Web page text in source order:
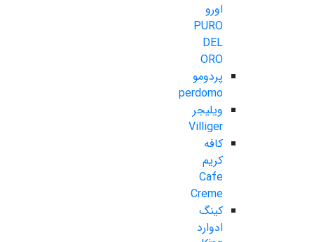
اورو
PURO
DEL
ORO
پردومو
perdomo
ویلیجر
Villiger
کافه
کریم
Cafe
Creme
کینگ
ادوارد